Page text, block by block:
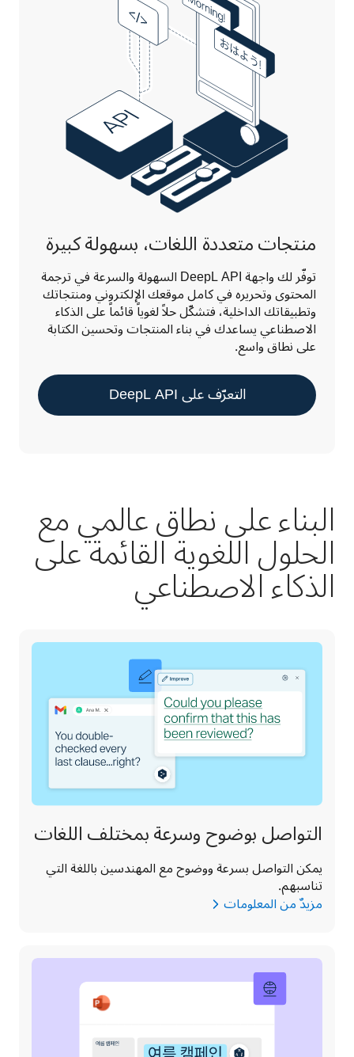
منتجات متعددة اللغات، بسهولة كبيرة
على نطاق واسع.
التعرّف على DeepL API
البناء على نطاق عالمي مع
الحلول اللغوية القائمة على
الذكاء الاصطناعي
التواصل بوضوح وسرعة بمختلف اللغات
تناسبهم.
مزيدٌ من المعلومات